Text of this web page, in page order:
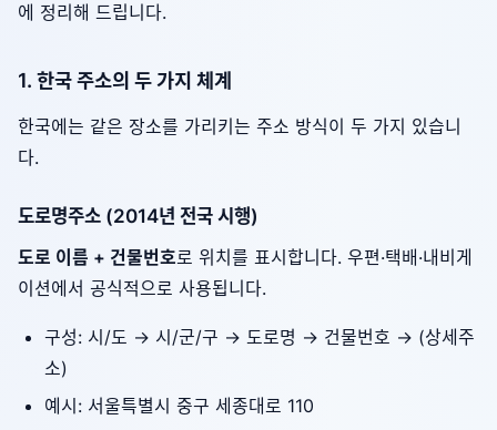
에 정리해 드립니다.
1. 한국 주소의 두 가지 체계
한국에는 같은 장소를 가리키는 주소 방식이 두 가지 있습니
다.
도로명주소 (2014년 전국 시행)
도로 이름 + 건물번호로 위치를 표시합니다. 우편·택배·내비게
이션에서 공식적으로 사용됩니다.
구성: 시/도 → 시/군/구 → 도로명 → 건물번호 → (상세주
소)
예시: 서울특별시 중구 세종대로 110